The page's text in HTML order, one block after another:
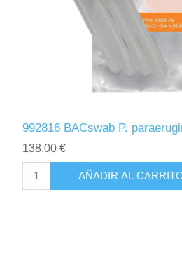
992816 BACswab P.
138,00 €
AÑADIR AL